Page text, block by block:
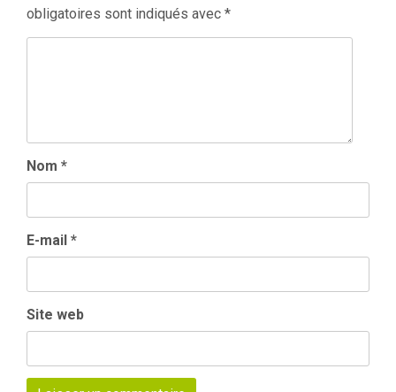
obligatoires sont indiqués avec *
Nom *
E-mail *
Site web